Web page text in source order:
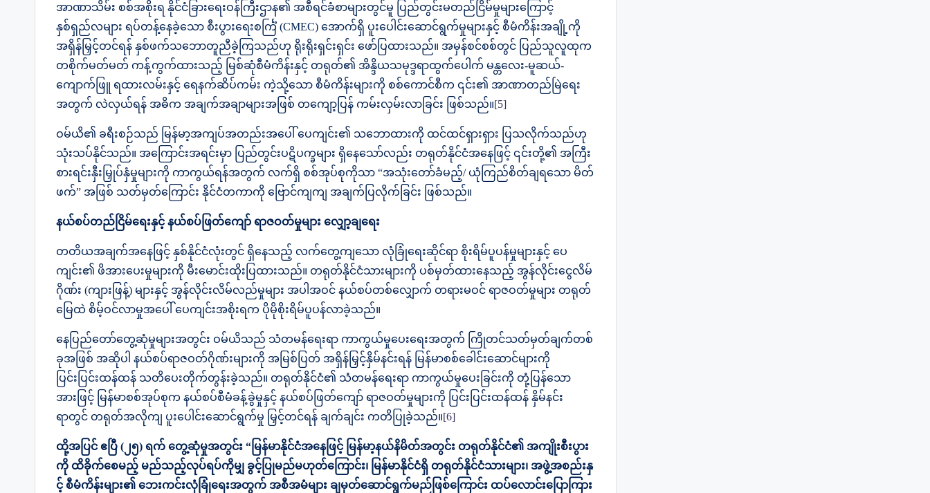
အာဏာသိမ်း စစ်အစိုးရ နိုင်ငံခြားရေးဝန်ကြီးဌာန၏ အစီရင်ခံစာများတွင်မူ ပြည်တွင်းမတည်ငြိမ်မှုများကြောင့်
နှစ်ရှည်လများ ရပ်တန့်နေခဲ့သော စီးပွားရေးစင်္ကြံ (CMEC) အောက်ရှိ ပူးပေါင်းဆောင်ရွက်မှုများနှင့် စီမံကိန်းအချို့ကို
အရှိန်မြှင့်တင်ရန် နှစ်ဖက်သဘောတူညီခဲ့ကြသည်ဟု ရိုးရိုးရှင်းရှင်း ဖော်ပြထားသည်။ အမှန်စင်စစ်တွင် ပြည်သူလူထုက
တစိုက်မတ်မတ် ကန့်ကွက်ထားသည့် မြစ်ဆုံစီမံကိန်းနှင့် တရုတ်၏ အိန္ဒိယသမုဒ္ဒရာထွက်ပေါက် မန္တလေး-မူဆယ်-
ကျောက်ဖြူ ရထားလမ်းနှင့် ရေနက်ဆိပ်ကမ်း ကဲ့သို့သော စီမံကိန်းများကို စစ်ကောင်စီက ၎င်း၏ အာဏာတည်မြဲရေး
အတွက် လဲလှယ်ရန် အဓိက အချက်အချာများအဖြစ် တကျော့ပြန် ကမ်းလှမ်းလာခြင်း ဖြစ်သည်။[5]
ဝမ်ယိ၏ ခရီးစဉ်သည် မြန်မာ့အကျပ်အတည်းအပေါ် ပေကျင်း၏ သဘောထားကို ထင်ထင်ရှားရှား ပြသလိုက်သည်ဟု
သုံးသပ်နိုင်သည်။ အကြောင်းအရင်းမှာ ပြည်တွင်းပဋိပက္ခများ ရှိနေသော်လည်း တရုတ်နိုင်ငံအနေဖြင့် ၎င်းတို့၏ အကြီး
စားရင်းနှီးမြှုပ်နှံမှုများကို ကာကွယ်ရန်အတွက် လက်ရှိ စစ်အုပ်စုကိုသာ “အသုံးတော်ခံမည့်/ ယုံကြည်စိတ်ချရသော မိတ်
ဖက်” အဖြစ် သတ်မှတ်ကြောင်း နိုင်ငံတကာကို ဗြောင်ကျကျ အချက်ပြလိုက်ခြင်း ဖြစ်သည်။
နယ်စပ်တည်ငြိမ်ရေးနှင့် နယ်စပ်ဖြတ်ကျော် ရာဇဝတ်မှုများ လျှော့ချရေး
တတိယအချက်အနေဖြင့် နှစ်နိုင်ငံလုံးတွင် ရှိနေသည့် လက်တွေ့ကျသော လုံခြုံရေးဆိုင်ရာ စိုးရိမ်ပူပန်မှုများနှင့် ပေ
ကျင်း၏ ဖိအားပေးမှုများကို မီးမောင်းထိုးပြထားသည်။ တရုတ်နိုင်ငံသားများကို ပစ်မှတ်ထားနေသည့် အွန်လိုင်းငွေလိမ်
ဂိုဏ်း (ကျားဖြန့်) များနှင့် အွန်လိုင်းလိမ်လည်မှုများ အပါအဝင် နယ်စပ်တစ်လျှောက် တရားမဝင် ရာဇဝတ်မှုများ တရုတ်
မြေထဲ စိမ့်ဝင်လာမှုအပေါ် ပေကျင်းအစိုးရက ပိုမိုစိုးရိမ်ပူပန်လာခဲ့သည်။
နေပြည်တော်တွေ့ဆုံမှုများအတွင်း ဝမ်ယိသည် သံတမန်ရေးရာ ကာကွယ်မှုပေးရေးအတွက် ကြိုတင်သတ်မှတ်ချက်တစ်
ခုအဖြစ် အဆိုပါ နယ်စပ်ရာဇဝတ်ဂိုဏ်းများကို အမြစ်ပြတ် အရှိန်မြှင့်နှိမ်နင်းရန် မြန်မာစစ်ခေါင်းဆောင်များကို
ပြင်းပြင်းထန်ထန် သတိပေးတိုက်တွန်းခဲ့သည်။ တရုတ်နိုင်ငံ၏ သံတမန်ရေးရာ ကာကွယ်မှုပေးခြင်းကို တုံ့ပြန်သော
အားဖြင့် မြန်မာစစ်အုပ်စုက နယ်စပ်စီမံခန့်ခွဲမှုနှင့် နယ်စပ်ဖြတ်ကျော် ရာဇဝတ်မှုများကို ပြင်းပြင်းထန်ထန် နှိမ်နင်း
ရာတွင် တရုတ်အလိုကျ ပူးပေါင်းဆောင်ရွက်မှု မြှင့်တင်ရန် ချက်ချင်း ကတိပြုခဲ့သည်။[6]
ထို့အပြင် ဧပြီ (၂၅) ရက် တွေ့ဆုံမှုအတွင်း “မြန်မာနိုင်ငံအနေဖြင့် မြန်မာ့နယ်နိမိတ်အတွင်း တရုတ်နိုင်ငံ၏ အကျိုးစီးပွား
ကို ထိခိုက်စေမည့် မည်သည့်လုပ်ရပ်ကိုမျှ ခွင့်ပြုမည်မဟုတ်ကြောင်း၊ မြန်မာနိုင်ငံရှိ တရုတ်နိုင်ငံသားများ၊ အဖွဲ့အစည်းနှ
င့် စီမံကိန်းများ၏ ဘေးကင်းလုံခြုံရေးအတွက် အစီအမံများ ချမှတ်ဆောင်ရွက်မည်ဖြစ်ကြောင်း ထပ်လောင်းပြောကြား